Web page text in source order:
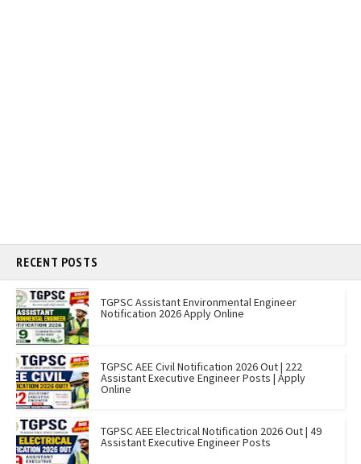
RECENT POSTS
TGPSC Assistant Environmental Engineer
Notification 2026 Apply Online
TGPSC AEE Civil Notification 2026 Out | 222
Assistant Executive Engineer Posts | Apply
Online
TGPSC AEE Electrical Notification 2026 Out | 49
Assistant Executive Engineer Posts